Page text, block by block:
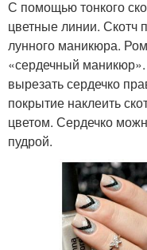
С помощью тонкого
цветные линии. Скотч
лунного маникюра.
«сердечный маникюр».
вырезать сердечко
покрытие наклеить
цветом. Сердечко
пудрой.